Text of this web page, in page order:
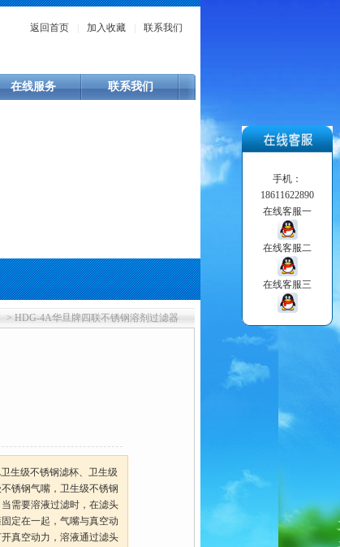
返回首页 加入收藏 联系我们
在线服务 联系我们
> HDG-4A华旦牌四联不锈钢溶剂过滤器
生级不锈钢滤杯、卫生级
锈钢气嘴，卫生级不锈钢
需要溶液过滤时，在滤头
定在一起，气嘴与真空动
真空动力，溶液通过滤头
手机：
18611622890
在线客服一
在线客服二
在线客服三